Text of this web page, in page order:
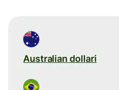
Australian dollari